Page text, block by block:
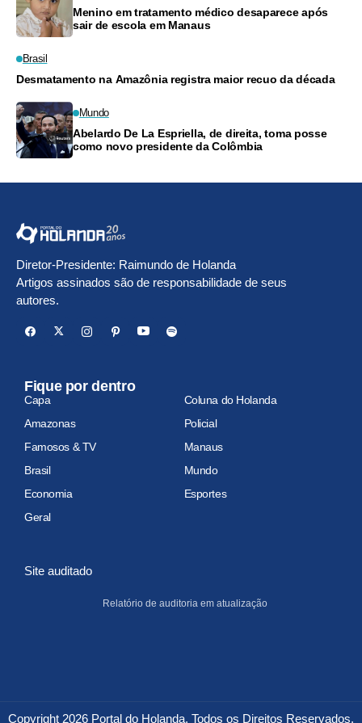
Menino em tratamento médico desaparece após
sair de escola em Manaus
Brasil
Desmatamento na Amazônia registra maior recuo da década
Mundo
Abelardo De La Espriella, de direita, toma posse
como novo presidente da Colômbia
Diretor-Presidente: Raimundo de Holanda
Artigos assinados são de responsabilidade de seus
autores.
Fique por dentro
Capa
Coluna do Holanda
Amazonas
Policial
Famosos & TV
Manaus
Brasil
Mundo
Economia
Esportes
Geral
Site auditado
Relatório de auditoria em atualização
Copyright 2026 Portal do Holanda. Todos os Direitos Reservados.